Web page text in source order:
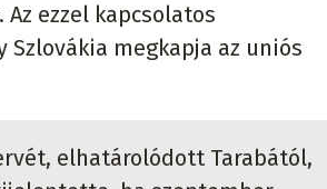
ezzel kapcsolatos
megkapja az uniós
elhatárolódott Tarabától,